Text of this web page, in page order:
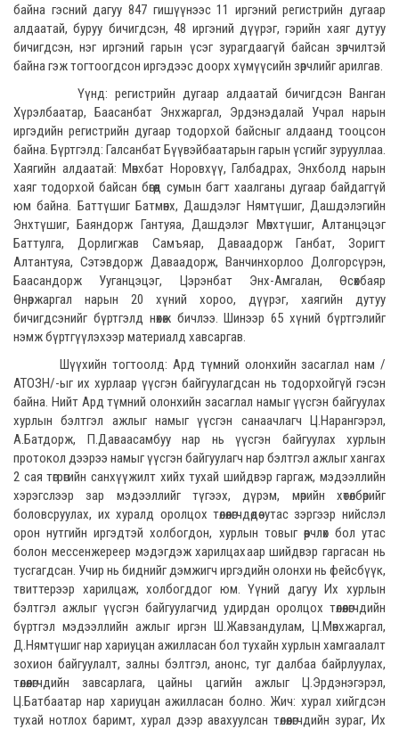
байна гэсний дагуу 847 гишүүнээс 11 иргэний регистрийн дугаар
алдаатай, буруу бичигдсэн, 48 иргэний дүүрэг, гэрийн хаяг дутуу
бичигдсэн, нэг иргэний гарын үсэг зурагдаагүй байсан зөрчилтэй
байна гэж тогтоогдсон иргэдээс доорх хүмүүсийн зөрчлийг арилгав.
Үүнд: регистрийн дугаар алдаатай бичигдсэн Ванган
Хүрэлбаатар, Баасанбат Энхжаргал, Эрдэнэдалай Учрал нарын
иргэдийн регистрийн дугаар тодорхой байсныг алдаанд тооцсон
байна. Бүртгэлд: Галсанбат Бүүвэйбаатарын гарын үсгийг зурууллаа.
Хаягийн алдаатай: Мөнхбат Норовхүү, Галбадрах, Энхболд нарын
хаяг тодорхой байсан бөгөөд сумын багт хаалганы дугаар байдаггүй
юм байна. Баттүшиг Батмөнх, Дашдэлэг Нямтүшиг, Дашдэлэгийн
Энхтүшиг, Баяндорж Гантуяа, Дашдэлэг Мөнхтүшиг, Алтанцэцэг
Баттулга, Дорлигжав Самъяар, Даваадорж Ганбат, Зоригт
Алтантуяа, Сэтэвдорж Даваадорж, Ванчинхорлоо Долгорсүрэн,
Баасандорж Ууганцэцэг, Цэрэнбат Энх-Амгалан, Өсөхбаяр
Өнөржаргал нарын 20 хүний хороо, дүүрэг, хаягийн дутуу
бичигдсэнийг бүртгэлд нөхөж бичлээ. Шинээр 65 хүний бүртгэлийг
нэмж бүртгүүлэхээр материалд хавсаргав.
Шүүхийн тогтоолд: Ард түмний олонхийн засаглал нам /
АТОЗН/-ыг их хурлаар үүсгэн байгуулагдсан нь тодорхойгүй гэсэн
байна. Нийт Ард түмний олонхийн засаглал намыг үүсгэн байгуулах
хурлын бэлтгэл ажлыг намыг үүсгэн санаачлагч Ц.Нарангэрэл,
А.Батдорж, П.Даваасамбуу нар нь үүсгэн байгуулах хурлын
протокол дээрээ намыг үүсгэн байгуулагч нар бэлтгэл ажлыг хангах
2 сая төгрөгийн санхүүжилт хийх тухай шийдвэр гаргаж, мэдээллийн
хэрэгслээр зар мэдээллийг түгээх, дүрэм, мөрийн хөтөлбөрийг
боловсруулах, их хуралд оролцох төлөөлөгчдөдөө утас зэргээр нийслэл
орон нутгийн иргэдтэй холбогдон, хурлын товыг өөрчлөх бол утас
болон мессенжереер мэдэгдэж харилцахаар шийдвэр гаргасан нь
тусгагдсан. Учир нь биднийг дэмжигч иргэдийн олонхи нь фейсбүүк,
твиттерээр харилцаж, холбогддог юм. Үүний дагуу Их хурлын
бэлтгэл ажлыг үүсгэн байгуулагчид удирдан оролцох төлөөлөгчдийн
бүртгэл мэдээллийн ажлыг иргэн Ш.Жавзандулам, Ц.Мөнхжаргал,
Д.Нямтүшиг нар хариуцан ажилласан бол тухайн хурлын хамгаалалт
зохион байгуулалт, залны бэлтгэл, анонс, туг далбаа байрлуулах,
төлөөлөгчдийн завсарлага, цайны цагийн ажлыг Ц.Эрдэнэгэрэл,
Ц.Батбаатар нар хариуцан ажилласан болно. Жич: хурал хийгдсэн
тухай нотлох баримт, хурал дээр авахуулсан төлөөлөгчдийн зураг, Их